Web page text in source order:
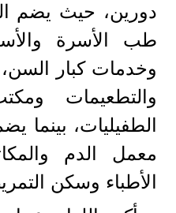
دورين، حيث يضم
طب الأسرة
وخدمات كبار
والتطعيمات
الطفيليات، بينما
معمل الدم
الأطباء وسكن